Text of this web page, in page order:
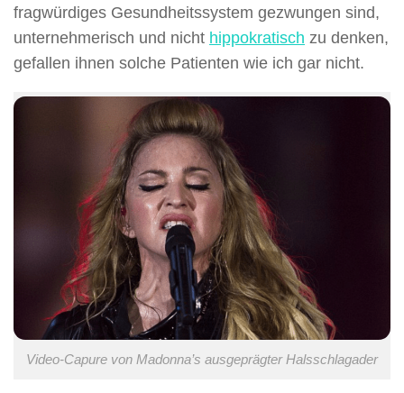
fragwürdiges Gesundheitssystem gezwungen sind,
unternehmerisch und nicht hippokratisch zu denken,
gefallen ihnen solche Patienten wie ich gar nicht.
Video-Capure von Madonna’s ausgeprägter Halsschlagader